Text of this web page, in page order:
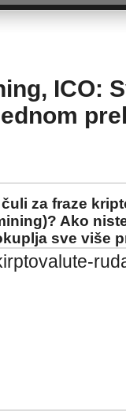
ICO:
za fraze
Ako
sve više